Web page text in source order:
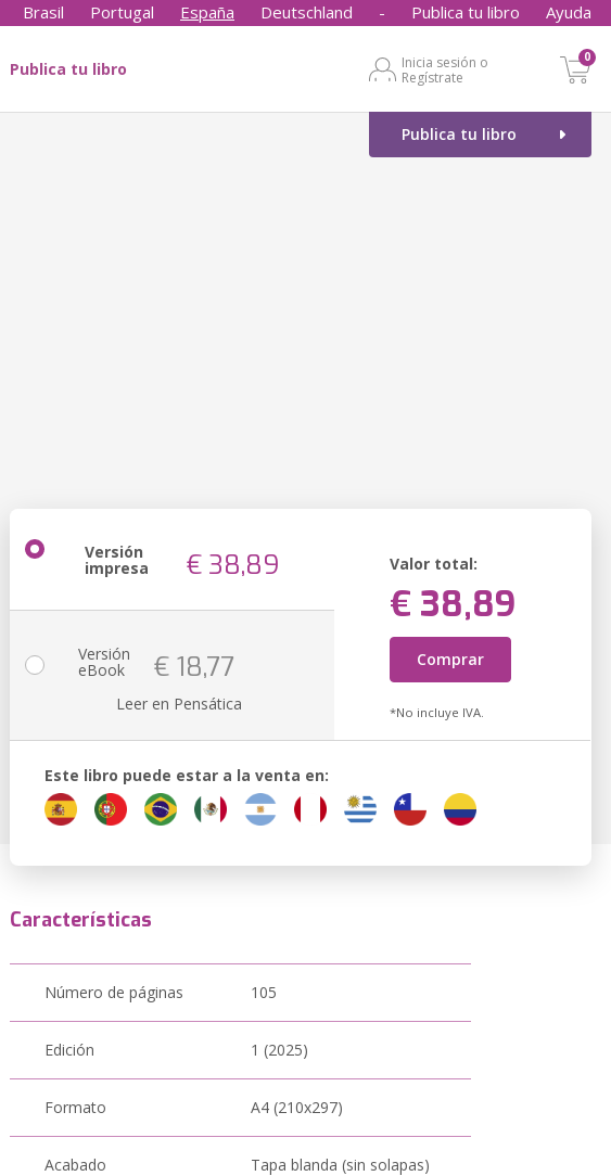
Brasil Portugal España Deutschland - Publica tu libro Ayuda
Publica tu libro
Inicia sesión o
Regístrate
0
Publica tu libro
Versión
impresa € 38,89 Valor total:
€ 38,89
Comprar
*No incluye IVA.
Versión
eBook € 18,77
Leer en Pensática
Este libro puede estar a la venta en:
Características
Número de páginas 105
Edición 1 (2025)
Formato A4 (210x297)
Acabado Tapa blanda (sin solapas)